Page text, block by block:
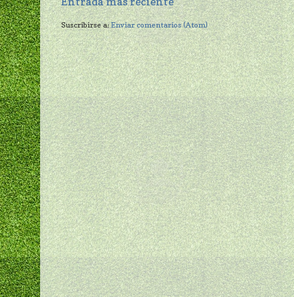
Suscribirse a:Enviar comentarios (Atom)